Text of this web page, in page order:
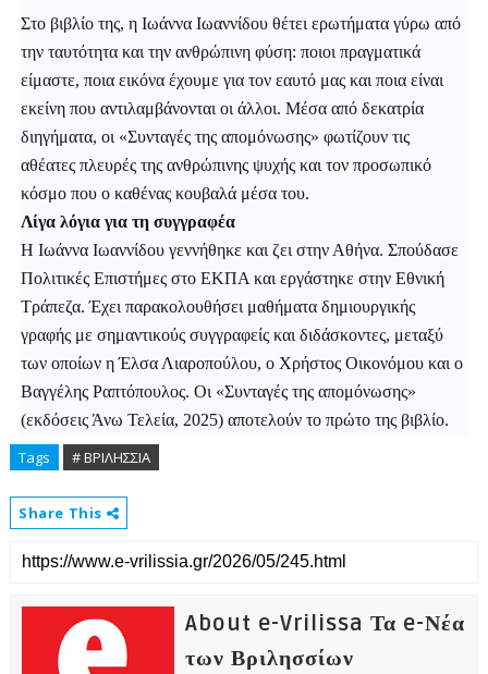
Στο βιβλίο της, η Ιωάννα Ιωαννίδου θέτει ερωτήματα γύρω από
την ταυτότητα και την ανθρώπινη φύση: ποιοι πραγματικά
είμαστε, ποια εικόνα έχουμε για τον εαυτό μας και ποια είναι
εκείνη που αντιλαμβάνονται οι άλλοι. Μέσα από δεκατρία
διηγήματα, οι «Συνταγές της απομόνωσης» φωτίζουν τις
αθέατες πλευρές της ανθρώπινης ψυχής και τον προσωπικό
κόσμο που ο καθένας κουβαλά μέσα του.
Λίγα λόγια για τη συγγραφέα
Η Ιωάννα Ιωαννίδου γεννήθηκε και ζει στην Αθήνα. Σπούδασε
Πολιτικές Επιστήμες στο ΕΚΠΑ και εργάστηκε στην Εθνική
Τράπεζα. Έχει παρακολουθήσει μαθήματα δημιουργικής
γραφής με σημαντικούς συγγραφείς και διδάσκοντες, μεταξύ
των οποίων η Έλσα Λιαροπούλου, ο Χρήστος Οικονόμου και ο
Βαγγέλης Ραπτόπουλος. Οι «Συνταγές της απομόνωσης»
(εκδόσεις Άνω Τελεία, 2025) αποτελούν το πρώτο της βιβλίο.
Tags # ΒΡΙΛΗΣΣΙΑ
Share This
About e-Vrilissa Τα e-Νέα
των Βριλησσίων